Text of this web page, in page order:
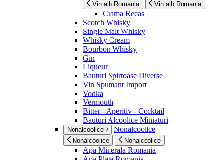
Vin alb Romania Vin alb Romania
Crama Recas
Scotch Whisky
Single Malt Whisky
Whisky Cream
Bourbon Whisky
Gin
Liqueur
Bauturi Spirtoase Diverse
Vin Spumant Import
Vodka
Vermouth
Bitter - Aperitiv - Cocktail
Bauturi Alcoolice Miniaturi
Nonalcoolice Nonalcoolice
Nonalcoolice Nonalcoolice
Apa Minerala Romania